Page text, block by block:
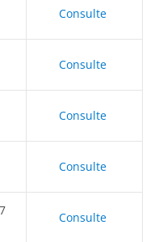
Consulte
Consulte
Consulte
Consulte
Consulte